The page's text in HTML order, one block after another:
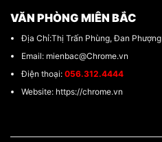
VĂN PHÒNG MIÊN BẮC
Địa Chỉ:Thị Trấn Phùng, Đan Phượng
Email: mienbac@Chrome.vn
Điện thoại: 056.312.4444
Website: https://chrome.vn